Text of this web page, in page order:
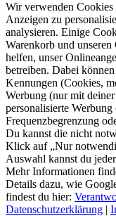
Wir verwenden
Anzeigen zu
analysieren. Einige
Warenkorb und
helfen, unser
betreiben. Dabei
Kennungen (Cookies,
Werbung (nur mit
personalisierte
Frequenzbegrenzung
Du kannst die nicht
Klick auf „Nur
Auswahl kannst du
Mehr Informationen
Details dazu, wie
findest du hier:
Datenschutzerklärung |